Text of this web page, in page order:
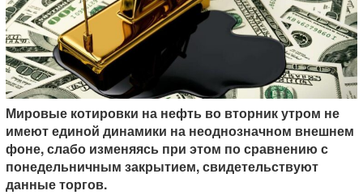
Мировые котировки на нефть во вторник утром не
имеют единой динамики на неоднозначном внешнем
фоне, слабо изменяясь при этом по сравнению с
понедельничным закрытием, свидетельствуют
данные торгов.